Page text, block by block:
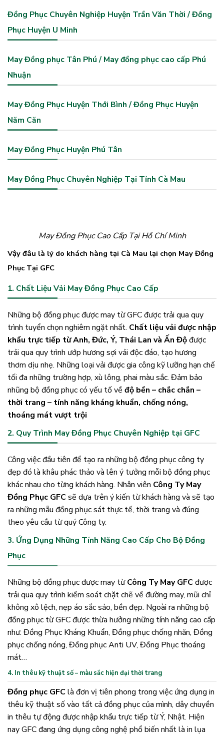
Đồng Phục Chuyên Nghiệp Huyện Trần Văn Thời / Đồng
Phục Huyện U Minh
May Đồng phục Tân Phú / May đồng phục cao cấp Phú
Nhuận
May Đồng Phục Huyện Thới Bình / Đồng Phục Huyện
Năm Căn
May Đồng Phục Huyện Phú Tân
May Đồng Phục Chuyên Nghiệp Tại Tỉnh Cà Mau
May Đồng Phục Cao Cấp Tại Hồ Chí Minh
Vậy đâu là lý do khách hàng tại Cà Mau lại chọn May Đồng
Phục Tại GFC
1. Chất Liệu Vải May Đồng Phục Cao Cấp
Những bộ đồng phục được may từ GFC được trải qua quy
trình tuyển chọn nghiêm ngặt nhất. Chất liệu vải được nhập
khẩu trực tiếp từ Anh, Đức, Ý, Thái Lan và Ấn Độđược
trải qua quy trình ướp hương sợi vải độc đáo, tạo hương
thơm dịu nhẹ. Những loại vải được gia công kỹ lưỡng hạn chế
tối đa những trường hợp, xù lông, phai màu sắc. Đảm bảo
nhũng bộ đồng phục có yếu tố về độ bền – chắc chắn –
thời trang – tính năng kháng khuẩn, chống nóng,
thoáng mát vượt trội
2. Quy Trình May Đồng Phục Chuyên Nghiệp tại GFC
Công việc đầu tiên để tạo ra những bộ đồng phục công ty
đẹp đó là khâu phác thảo và lên ý tưởng mỗi bộ đồng phục
khác nhau cho từng khách hàng. Nhân viên Công Ty May
Đồng Phục GFCsẽ dựa trên ý kiến từ khách hàng và sẽ tạo
ra những mẫu đồng phục sát thực tế, thời trang và đúng
theo yêu cầu từ quý Công ty.
3. Ứng Dụng Những Tính Năng Cao Cấp Cho Bộ Đồng
Phục
Những bộ đồng phục được may từCông Ty May GFCđược
trải qua quy trình kiểm soát chặt chẽ về đường may, mũi chỉ
không xô lệch, nẹp áo sắc sảo, bền đẹp. Ngoài ra những bộ
đồng phục từ GFC được thừa hưởng những tính năng cao cấp
như: Đồng Phục Kháng Khuẩn, Đồng phục chống nhăn, Đồng
phục chống nóng, Đồng phục Anti UV, Đồng Phục thoáng
mát…
4. In thêu kỹ thuật số – màu sắc hiện đại thời trang
Đồng phục GFClà đơn vị tiên phong trong việc ứng dụng in
thêu kỹ thuật số vào tất cả đồng phục của mình, dây chuyền
in thêu tự động được nhập khẩu trực tiếp từ Ý, Nhật. Hiện
nay GFC đang ứng dụng công nghệ phổ biến nhất là in lụa